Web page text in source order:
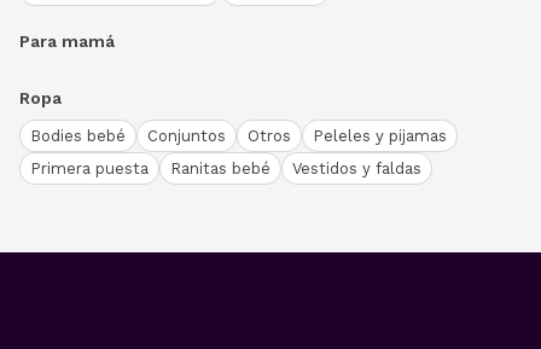
Para mamá
Ropa
Bodies bebé Conjuntos Otros
Peleles y pijamas
Primera puesta
Ranitas bebé Vestidos y faldas